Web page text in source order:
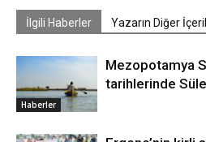
İlgili Haberler Yazarın Diğer
Haberler
Mezopotamya
tarihlerinde